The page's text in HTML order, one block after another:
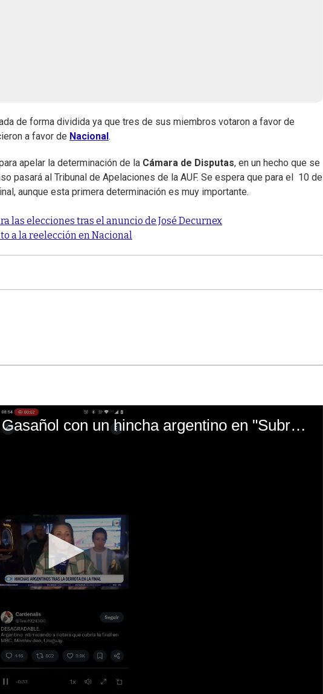
de forma dividida ya que tres de sus miembros votaron a favor de
a favor de Nacional.
apelar la determinación de la Cámara de Disputas, en un hecho que se
pasará al Tribunal de Apelaciones de la AUF. Se espera que para el 10 de
aunque esta primera determinación es muy importante.
las elecciones tras el anuncio de José Decurnex
a la reelección en Nacional
El mal momento de Yanina Gasañol con un hincha argentino en "Subrayado"